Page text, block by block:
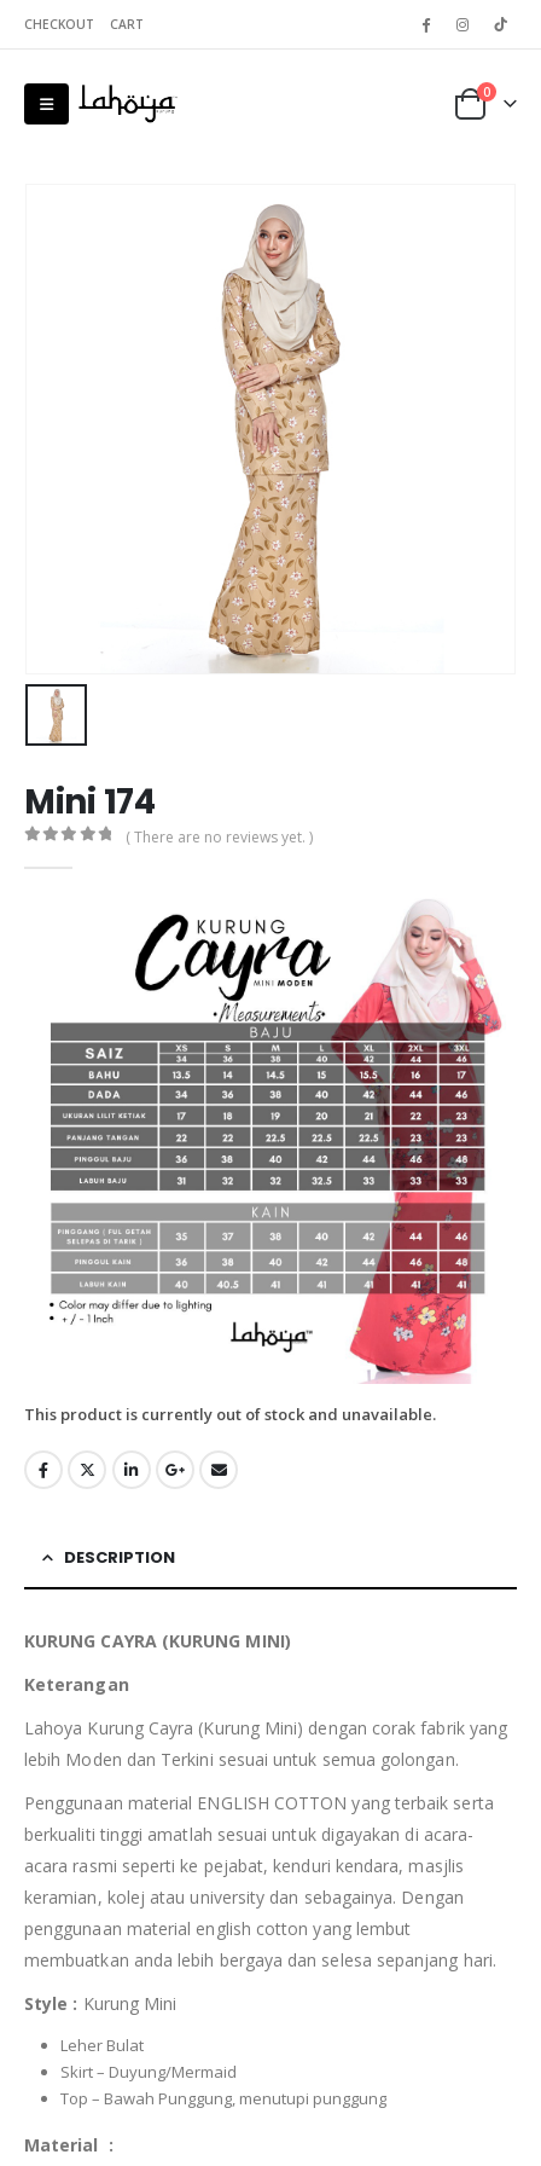
CHECKOUT CART
0
Mini 174
( There are no reviews yet. )
This product is currently out of stock and unavailable.
DESCRIPTION
KURUNG CAYRA (KURUNG MINI)
Keterangan
Lahoya Kurung Cayra (Kurung Mini) dengan corak fabrik yang
lebih Moden dan Terkini sesuai untuk semua golongan.
Penggunaan material ENGLISH COTTON yang terbaik serta
berkualiti tinggi amatlah sesuai untuk digayakan di acara-
acara rasmi seperti ke pejabat, kenduri kendara, masjlis
keramian, kolej atau university dan sebagainya. Dengan
penggunaan material english cotton yang lembut
membuatkan anda lebih bergaya dan selesa sepanjang hari.
Style : Kurung Mini
Leher Bulat
Skirt – Duyung/Mermaid
Top – Bawah Punggung, menutupi punggung
Material :